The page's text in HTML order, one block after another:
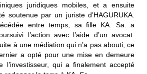
juridiques mobiles, et a ensuite
soutenue par un juriste d’HAGURUKA.
entre temps, sa fille KA. Sa. a
l’action avec l’aide d’un avocat.
à une médiation qui n’a pas abouti, ce
a opté pour une mise en demeure
l’investisseur, qui a finalement accepté